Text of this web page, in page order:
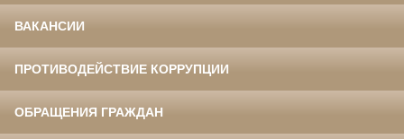
ВАКАНСИИ
ПРОТИВОДЕЙСТВИЕ КОРРУПЦИИ
ОБРАЩЕНИЯ ГРАЖДАН